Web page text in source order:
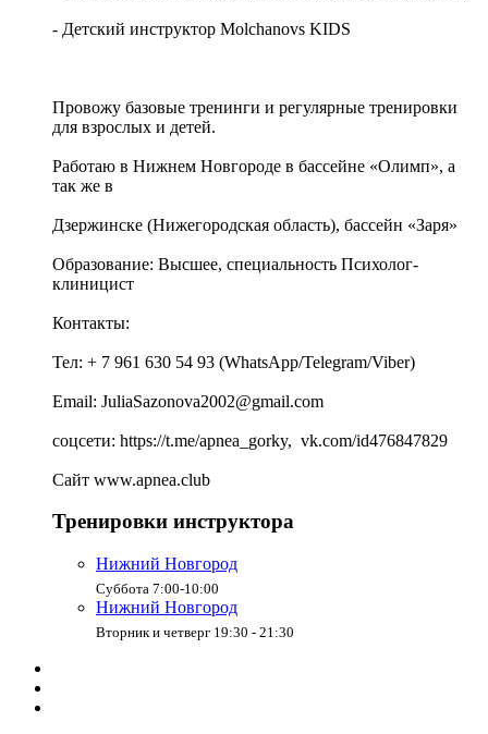
- Детский инструктор Molchanovs KIDS
Провожу базовые тренинги и регулярные тренировки
для взрослых и детей.
Работаю в Нижнем Новгороде в бассейне «Олимп», а
так же в
Дзержинске (Нижегородская область), бассейн «Заря»
Образование: Высшее, специальность Психолог-
клиницист
Контакты:
Тел: + 7 961 630 54 93 (WhatsApp/Telegram/Viber)
Email: JuliaSazonova2002@gmail.com
соцсети: https://t.me/apnea_gorky, vk.com/id476847829
Сайт www.apnea.club
Тренировки инструктора
Нижний Новгород
Суббота 7:00-10:00
Нижний Новгород
Вторник и четверг 19:30 - 21:30